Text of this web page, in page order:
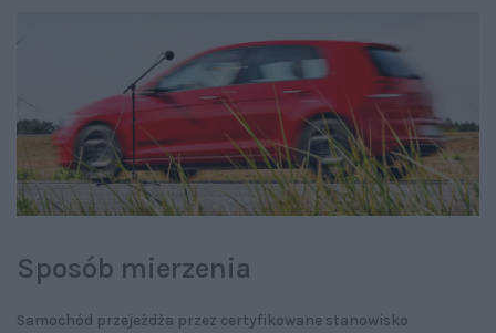
Sposób mierzenia
Samochód przejeżdża przez certyfikowane stanowisko